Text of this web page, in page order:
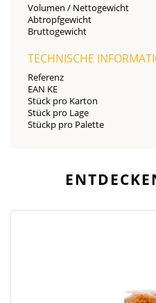
Volumen / Nettogewicht
Abtropfgewicht
Bruttogewicht
TECHNISCHE
Referenz
EAN KE
Stück pro Karton
Stück pro Lage
Stückp pro Palette